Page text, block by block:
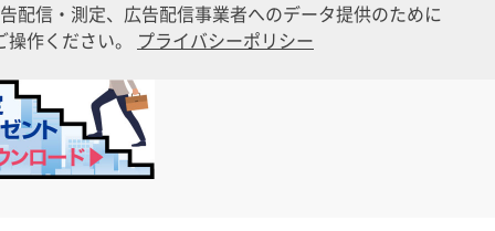
配信・測定、広告配信事業者へのデータ提供のために
作ください。 プライバシーポリシー